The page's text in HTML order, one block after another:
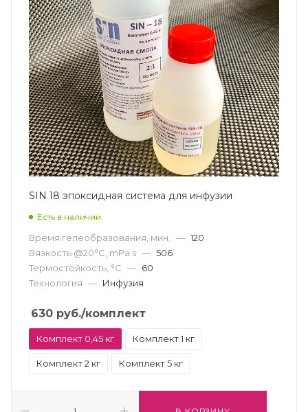
SIN 18 эпоксидная система для инфузии
Есть в наличии
Время гелеобразования, мин. — 120
Вязкость @20°С, mPa·s — 506
Термостойкость, °С — 60
Технология — Инфузия
630 руб./комплект
Комплект 0,45 кг Комплект 1 кг
Комплект 2 кг Комплект 5 кг